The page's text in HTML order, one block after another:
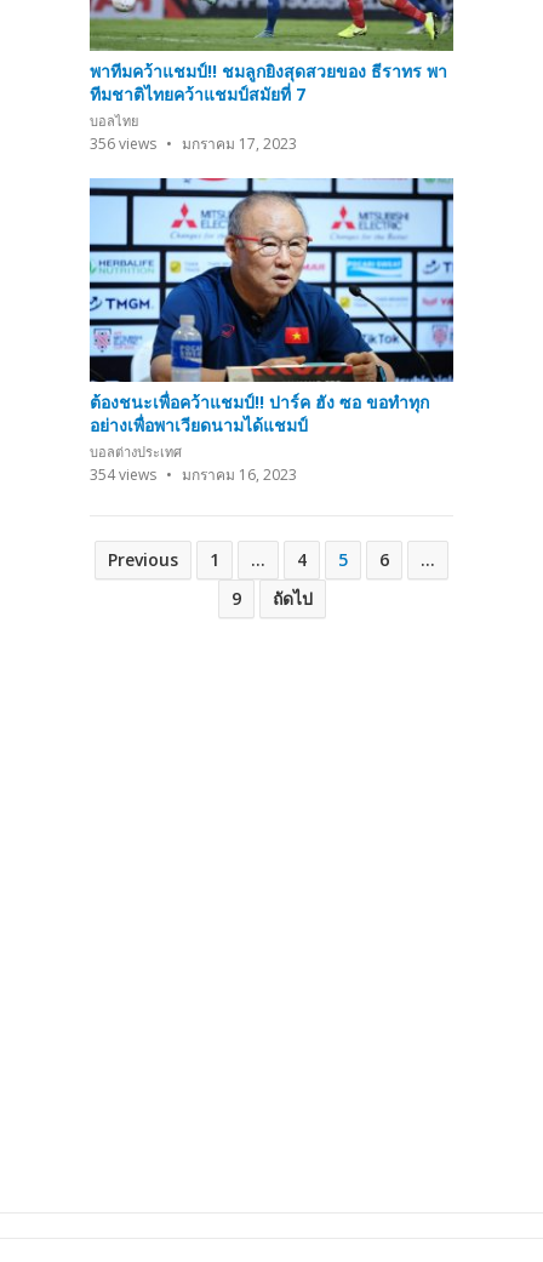
พาทีมคว้าแชมป์!! ชมลูกยิงสุดสวยของ ธีราทร พา
ทีมชาติไทยคว้าแชมป์สมัยที่ 7
บอลไทย
356views มกราคม 17, 2023
ต้องชนะเพื่อคว้าแชมป์!! ปาร์ค ฮัง ซอ ขอทำทุก
อย่างเพื่อพาเวียดนามได้แชมป์
บอลต่างประเทศ
354views มกราคม 16, 2023
Posts
pagination
Previous 1 … 4 5 6
…
9
ถัดไป